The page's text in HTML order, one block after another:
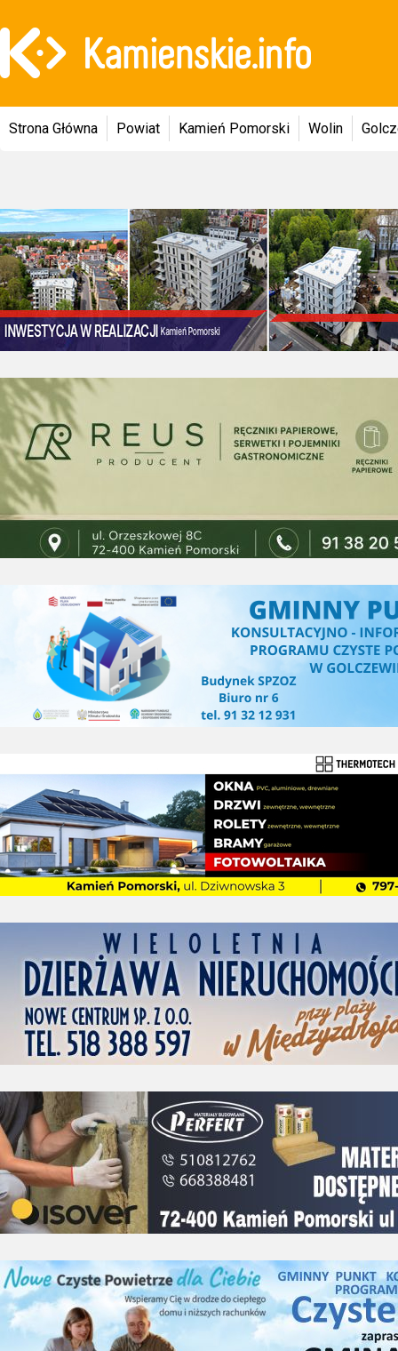
Strona Główna Powiat Kamień Pomorski Wolin